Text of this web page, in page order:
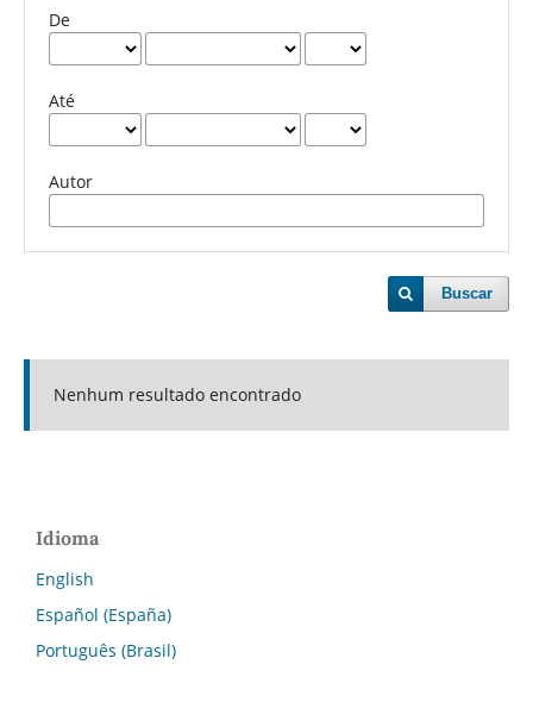
De
Até
Autor
Buscar
Nenhum resultado encontrado
Idioma
English
Español (España)
Português (Brasil)